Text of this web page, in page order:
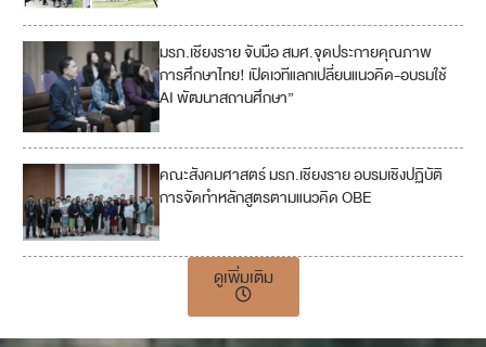
มรภ.เชียงราย จับมือ สมศ.จุดประกายคุณภาพ
การศึกษาไทย! เปิดเวทีแลกเปลี่ยนแนวคิด-อบรมใช้
AI พัฒนาสถานศึกษา”
คณะสังคมศาสตร์ มรภ.เชียงราย อบรมเชิงปฏิบัติ
การจัดทำหลักสูตรตามแนวคิด OBE
ดูเพิ่มเติม